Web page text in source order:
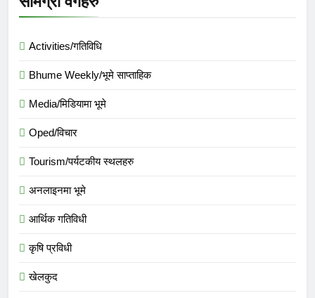
Activities/गतिविधि
Bhume Weekly/भूमे साप्ताहिक
Media/मिडियामा भूमे
Oped/विचार
Tourism/पर्यटकीय स्थलहरु
अनलाइनमा भूमे
आर्थिक गतिविधी
कृषि प्रविधी
खेलकुद